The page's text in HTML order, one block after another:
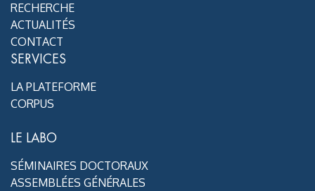
RECHERCHE
ACTUALITÉS
CONTACT
SERVICES
LA PLATEFORME
CORPUS
LE LABO
SÉMINAIRES DOCTORAUX
ASSEMBLÉES GÉNÉRALES